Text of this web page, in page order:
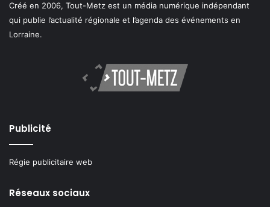
Créé en 2006, Tout-Metz est un média numérique indépendant
qui publie l’actualité régionale et l’agenda des événements en
Lorraine.
Publicité
Régie publicitaire web
Réseaux sociaux